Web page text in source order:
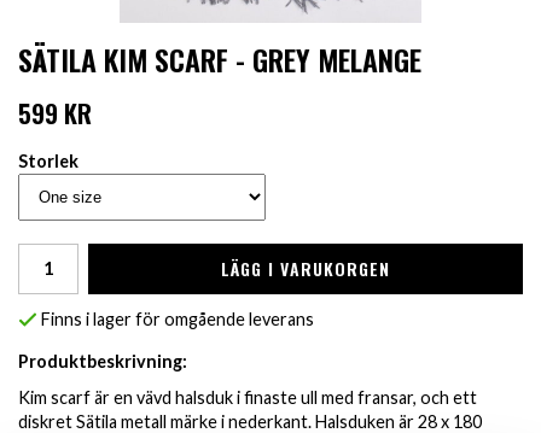
SÄTILA KIM SCARF - GREY MELANGE
599 KR
Storlek
LÄGG I VARUKORGEN
Finns i lager för omgående leverans
Produktbeskrivning:
Kim scarf är en vävd halsduk i finaste ull med fransar, och ett
diskret Sätila metall märke i nederkant. Halsduken är 28 x 180